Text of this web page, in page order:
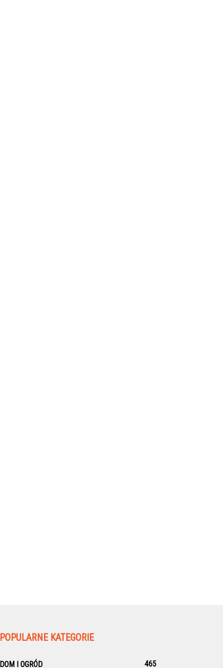
POPULARNE KATEGORIE
DOM I OGRÓD 465